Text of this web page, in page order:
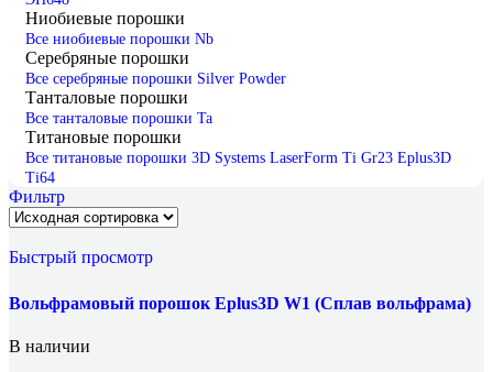
Ниобиевые порошки
Все ниобиевые порошки Nb
Серебряные порошки
Все серебряные порошки Silver Powder
Танталовые порошки
Все танталовые порошки Ta
Титановые порошки
Все титановые порошки 3D Systems LaserForm Ti Gr23 Eplus3D
Ti64
Фильтр
Быстрый просмотр
Вольфрамовый порошок Eplus3D W1 (Сплав вольфрама)
В наличии